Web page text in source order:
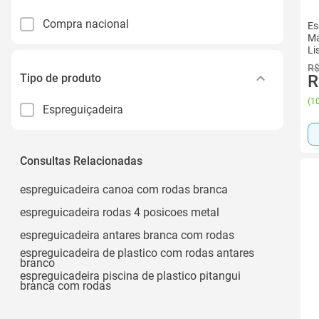
Compra nacional
Tipo de produto
Espreguiçadeira
Consultas Relacionadas
espreguicadeira canoa com rodas branca
espreguicadeira rodas 4 posicoes metal
espreguicadeira antares branca com rodas
espreguicadeira de plastico com rodas antares
branco
espreguicadeira piscina de plastico pitangui
branca com rodas
(